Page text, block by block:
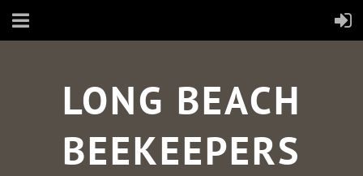
LONG BEACH
BEEKEEPERS